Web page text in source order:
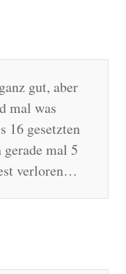
gut, aber
mal was
16 gesetzten
mal 5
verloren…